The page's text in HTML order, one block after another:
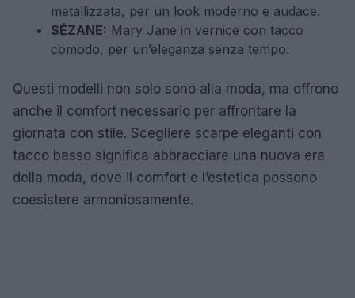
metallizzata, per un look moderno e audace.
SÉZANE: Mary Jane in vernice con tacco
comodo, per un’eleganza senza tempo.
Questi modelli non solo sono alla moda, ma offrono
anche il comfort necessario per affrontare la
giornata con stile. Scegliere scarpe eleganti con
tacco basso significa abbracciare una nuova era
della moda, dove il comfort e l’estetica possono
coesistere armoniosamente.